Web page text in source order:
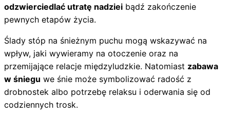
odzwierciedlać utratę nadziei bądź zakończenie
pewnych etapów życia.
Ślady stóp na śnieżnym puchu mogą wskazywać na
wpływ, jaki wywieramy na otoczenie oraz na
przemijające relacje międzyludzkie. Natomiast zabawa
w śniegu we śnie może symbolizować radość z
drobnostek albo potrzebę relaksu i oderwania się od
codziennych trosk.